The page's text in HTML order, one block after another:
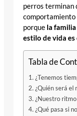
perros terminan
porque la
estilo de vida
Tabla de
¿Tenemos
¿Quién será el
¿Nuestro
¿Qué pasa si